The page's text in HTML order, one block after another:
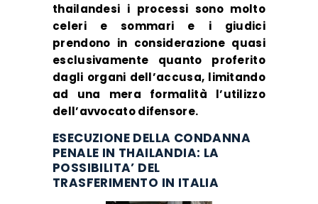
thailandesi i processi sono molto
celeri e sommari e i giudici
prendono in considerazione quasi
esclusivamente quanto proferito
dagli organi dell’accusa, limitando
ad una mera formalità l’utilizzo
dell’avvocato difensore.
ESECUZIONE DELLA CONDANNA
PENALE IN THAILANDIA: LA
POSSIBILITA’ DEL
TRASFERIMENTO IN ITALIA